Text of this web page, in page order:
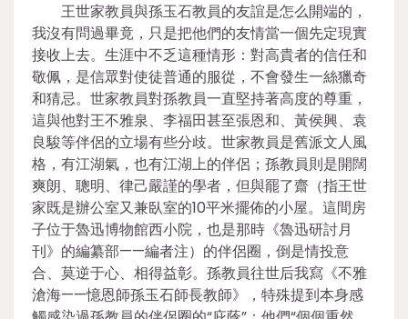
王世家教員與孫玉石教員的友誼是怎么開端的，
我沒有問過畢竟，只是把他們的友情當一個先定現實
接收上去。生涯中不乏這種情形：對高貴者的信任和
敬佩，是信眾對使徒普通的服從，不會發生一絲獵奇
和猜忌。世家教員對孫教員一直堅持著高度的尊重，
這與他對王不雅泉、李福田甚至張恩和、黃侯興、袁
良駿等伴侶的立場有些分歧。世家教員是舊派文人風
格，有江湖氣，也有江湖上的伴侶；孫教員則是開闊
爽朗、聰明、律己嚴謹的學者，但與罷了齋（指王世
家既是辦公室又兼臥室的10平米擺佈的小屋。這間房
子位于魯迅博物館西小院，也是那時《魯迅研討月
刊》的編纂部——編者注）的伴侶圈，倒是情投意
合、莫逆于心、相得益彰。孫教員往世后我寫《不雅
滄海——憶恩師孫玉石師長教師》，特殊提到本身感